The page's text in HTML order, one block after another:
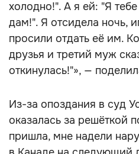
холодно!". А я ей: "Я
дам!". Я отсидела ночь,
просили отдать её им.
друзья и третий муж
откинулась!"», —
Из-за опоздания в суд
оказалась за решёткой
пришла, мне надели